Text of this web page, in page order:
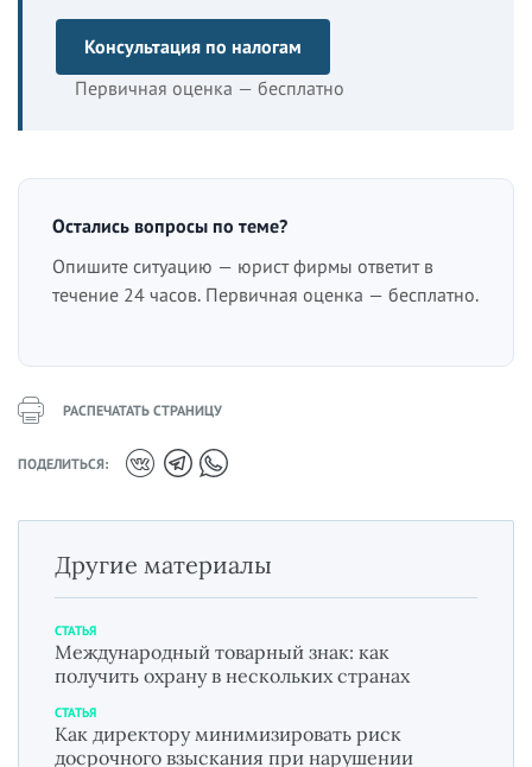
Консультация по налогам
Первичная оценка — бесплатно
Остались вопросы по теме?
Опишите ситуацию — юрист фирмы ответит в
течение 24 часов. Первичная оценка — бесплатно.
РАСПЕЧАТАТЬ СТРАНИЦУ
ПОДЕЛИТЬСЯ:
Другие материалы
СТАТЬЯ
Международный товарный знак: как
получить охрану в нескольких странах
СТАТЬЯ
Как директору минимизировать риск
досрочного взыскания при нарушении